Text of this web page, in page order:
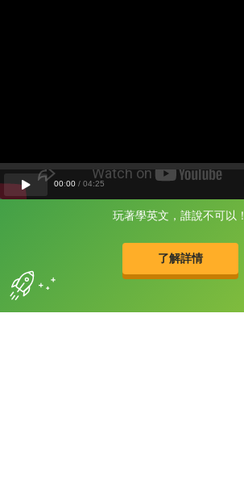
玩著學英文，誰說不可以！
了解詳情
片尾有
的品牌故事
00:00 / 04:25